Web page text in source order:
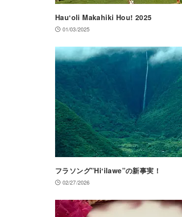
Hauʻoli Makahiki Hou! 2025
01/03/2025
フラソング”Hiʻilawe”の新事実！
02/27/2026